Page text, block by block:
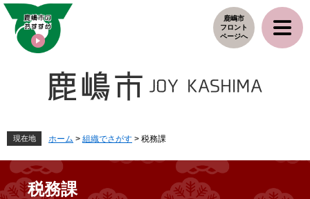
ペ
メ
鹿嶋市
フロント
ページへ
現在地 ホーム > 組織でさがす > 税務課
税務課